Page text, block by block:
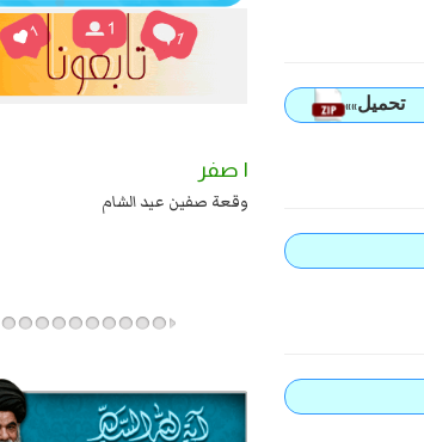
تحمیل»»
السبايا عند يزيد شهادة زيد بن علي بن الحسين